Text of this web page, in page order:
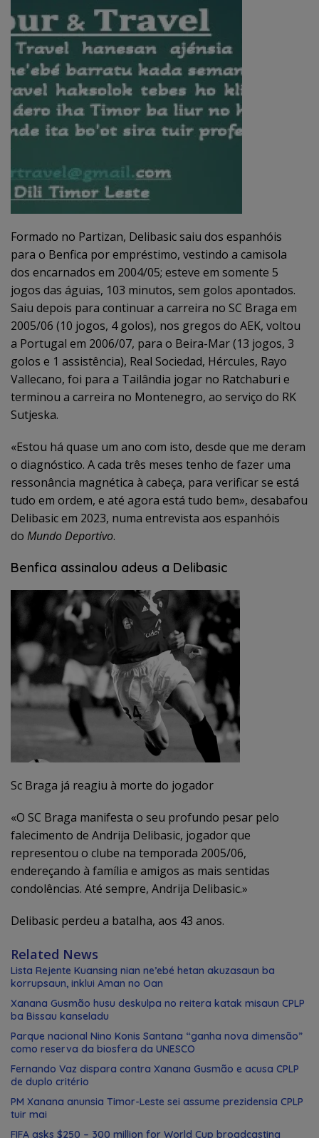
Formado no Partizan, Delibasic saiu dos espanhóis
para o Benfica por empréstimo, vestindo a camisola
dos encarnados em 2004/05; esteve em somente 5
jogos das águias, 103 minutos, sem golos apontados.
Saiu depois para continuar a carreira no SC Braga em
2005/06 (10 jogos, 4 golos), nos gregos do AEK, voltou
a Portugal em 2006/07, para o Beira-Mar (13 jogos, 3
golos e 1 assistência), Real Sociedad, Hércules, Rayo
Vallecano, foi para a Tailândia jogar no Ratchaburi e
terminou a carreira no Montenegro, ao serviço do RK
Sutjeska.
«Estou há quase um ano com isto, desde que me deram
o diagnóstico. A cada três meses tenho de fazer uma
ressonância magnética à cabeça, para verificar se está
tudo em ordem, e até agora está tudo bem», desabafou
Delibasic em 2023, numa entrevista aos espanhóis
do Mundo Deportivo.
Benfica assinalou adeus a Delibasic
Sc Braga já reagiu à morte do jogador
«O SC Braga manifesta o seu profundo pesar pelo
falecimento de Andrija Delibasic, jogador que
representou o clube na temporada 2005/06,
endereçando à família e amigos as mais sentidas
condolências. Até sempre, Andrija Delibasic.»
Delibasic perdeu a batalha, aos 43 anos.
Related News
Lista Rejente Kuansing nian ne’ebé hetan akuzasaun ba
korrupsaun, inklui Aman no Oan
Xanana Gusmão husu deskulpa no reitera katak misaun CPLP
ba Bissau kanseladu
Parque nacional Nino Konis Santana “ganha nova dimensão”
como reserva da biosfera da UNESCO
Fernando Vaz dispara contra Xanana Gusmão e acusa CPLP
de duplo critério
PM Xanana anunsia Timor-Leste sei assume prezidensia CPLP
tuir mai
FIFA asks $250 – 300 million for World Cup broadcasting